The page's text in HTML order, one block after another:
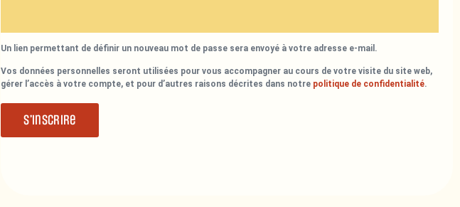
Un lien permettant de définir un nouveau mot de passe sera envoyé à votre adresse e-mail.
Vos données personnelles seront utilisées pour vous accompagner au cours de votre visite du site web,
gérer l’accès à votre compte, et pour d’autres raisons décrites dans notre politique de confidentialité.
S’inscrire